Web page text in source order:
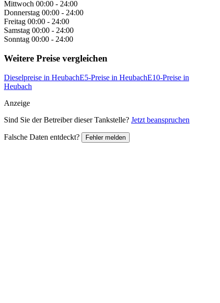
Mittwoch 00:00 - 24:00
Donnerstag 00:00 - 24:00
Freitag 00:00 - 24:00
Samstag 00:00 - 24:00
Sonntag 00:00 - 24:00
Weitere Preise vergleichen
Dieselpreise in HeubachE5-Preise in HeubachE10-Preise in
Heubach
Anzeige
Sind Sie der Betreiber dieser Tankstelle? Jetzt beanspruchen
Falsche Daten entdeckt? Fehler melden